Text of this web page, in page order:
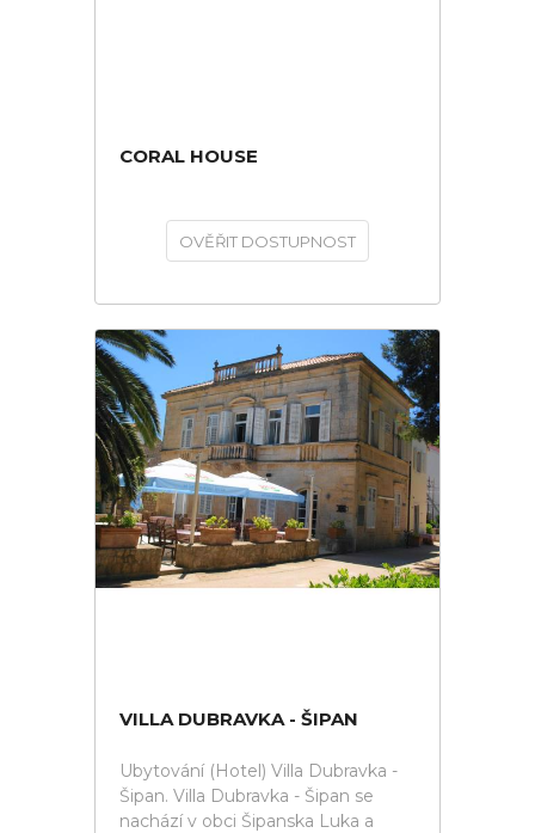
CORAL HOUSE
OVĚŘIT DOSTUPNOST
VILLA DUBRAVKA - ŠIPAN
Ubytování (Hotel) Villa Dubravka -
Šipan. Villa Dubravka - Šipan se
nachází v obci Šipanska Luka a